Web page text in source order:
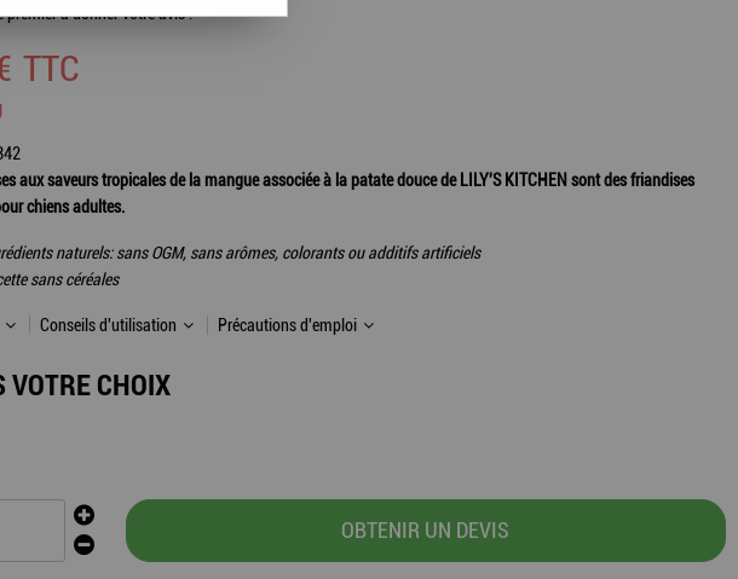
premier à donner votre avis !
TTC
aux saveurs tropicales de la mangue associée à la patate douce de LILY'S KITCHEN sont des friandises
chiens adultes.
naturels: sans OGM, sans arômes, colorants ou additifs artificiels
sans céréales
Conseils d'utilisation Précautions d'emploi
VOTRE CHOIX
OBTENIR UN DEVIS